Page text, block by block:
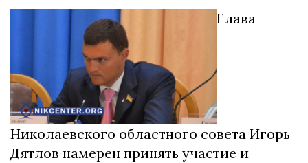
Глава
Николаевского областного совета Игорь
Дятлов намерен принять участие и